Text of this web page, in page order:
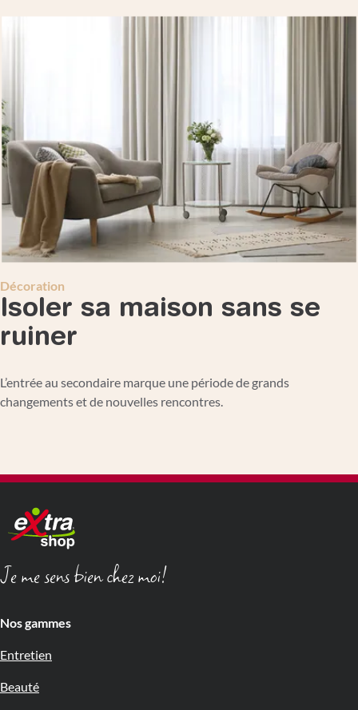
Décoration
Isoler sa maison sans se
ruiner
L’entrée au secondaire marque une période de grands
changements et de nouvelles rencontres.
Je me sens bien chez moi!
Nos gammes
Entretien
Beauté